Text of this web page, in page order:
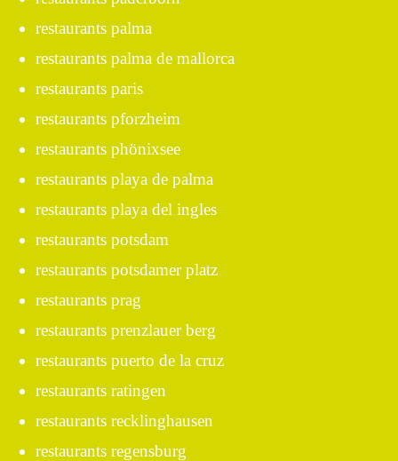
restaurants palma
restaurants palma de mallorca
restaurants paris
restaurants pforzheim
restaurants phönixsee
restaurants playa de palma
restaurants playa del ingles
restaurants potsdam
restaurants potsdamer platz
restaurants prag
restaurants prenzlauer berg
restaurants puerto de la cruz
restaurants ratingen
restaurants recklinghausen
restaurants regensburg